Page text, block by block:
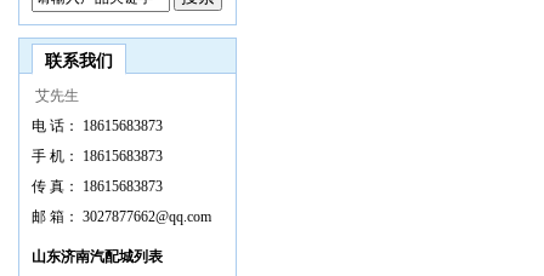
联系我们
艾先生
电 话：
18615683873
手 机：
18615683873
传 真：
18615683873
邮 箱： 3027877662@qq.com
山东济南汽配城列表